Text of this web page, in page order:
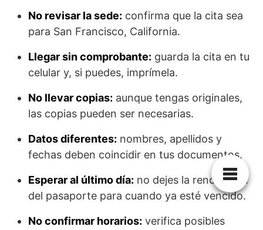
No revisar la sede: confirma que la cita sea
para San Francisco, California.
Llegar sin comprobante: guarda la cita en tu
celular y, si puedes, imprímela.
No llevar copias: aunque tengas originales,
las copias pueden ser necesarias.
Datos diferentes: nombres, apellidos y
fechas deben coincidir en tus documentos.
Esperar al último día: no dejes la renovación
del pasaporte para cuando ya esté vencido.
No confirmar horarios: verifica posibles